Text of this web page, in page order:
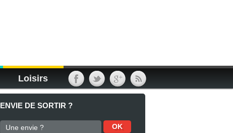
Loisirs
ENVIE DE SORTIR ?